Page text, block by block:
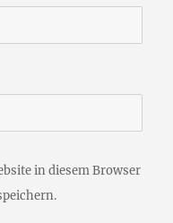
in diesem Browser